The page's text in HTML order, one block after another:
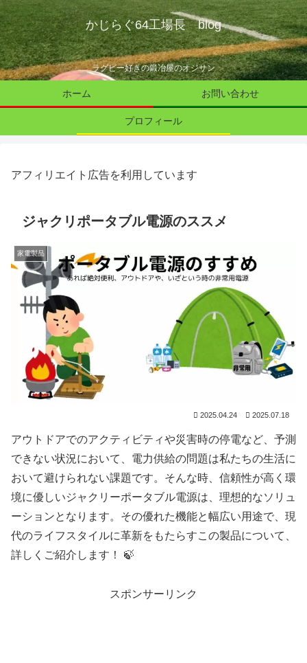
かじらぐ64工場長 blog
ラグビー好きの鍛冶屋のオジサン
ホーム お問い合わせ
プロフィール
アフィリエイト広告を利用しています
ジャクリポータブル電源のススメ
家電製品
2025.04.24 2025.07.18
アウトドアでのアクティビティや災害時の停電など、予測
できない状況において、電力供給の問題は私たちの生活に
おいて避けられない課題です。そんな時、信頼性が高く環
境に優しいジャクリーポータブル電源は、理想的なソリュ
ーションとなります。その優れた機能と幅広い用途で、現
代のライフスタイルに革新をもたらすこの製品について、
詳しくご紹介します！ 🍃
スポンサーリンク